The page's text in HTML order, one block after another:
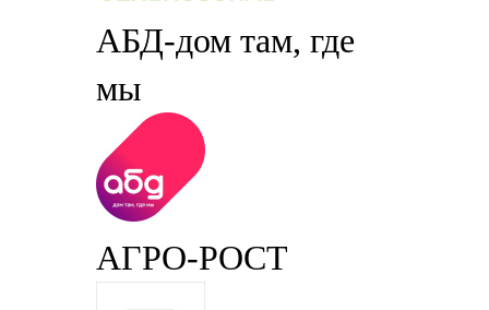
АБД-дом там, где
мы
АГРО-РОСТ